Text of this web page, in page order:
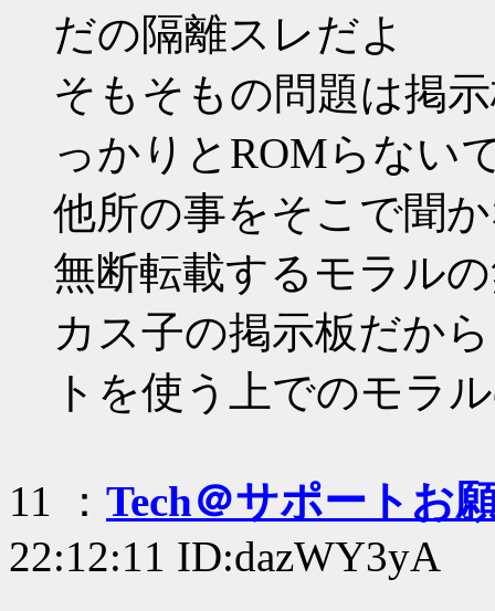
だの隔離スレだよ
そもそもの問題は掲
っかりとROMらない
他所の事をそこで聞
無断転載するモラル
カス子の掲示板だか
トを使う上でのモラ
11 ： Tech＠サポートお
22:12:11 ID:dazWY3yA